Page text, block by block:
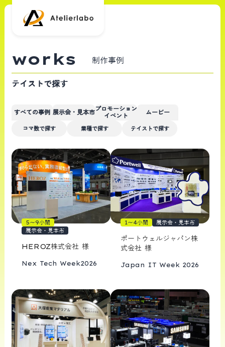
works 制作事例
テイストで探す
すべての事例 展示会・見本市プロモーション
イベント
ムービー
コマ数で探す 業種で探す テイストで探す
5〜9小間
展示会・見本市
HEROZ株式会社 様
Nex Tech Week2026
1〜4小間 展示会・見本市
ポートウェルジャパン株
式会社 様
Japan IT Week 2026